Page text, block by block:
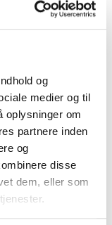
og
medier og til
oplysninger om
partnere inden
og
disse
dem, eller som